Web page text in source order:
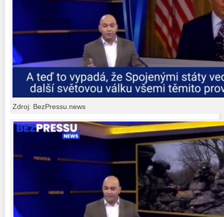
Zdroj: BezPressu.news